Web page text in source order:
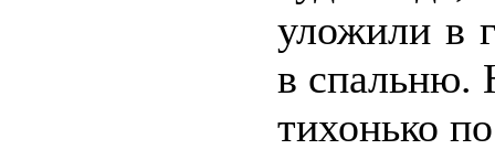
уложили в
в спальню.
тихонько